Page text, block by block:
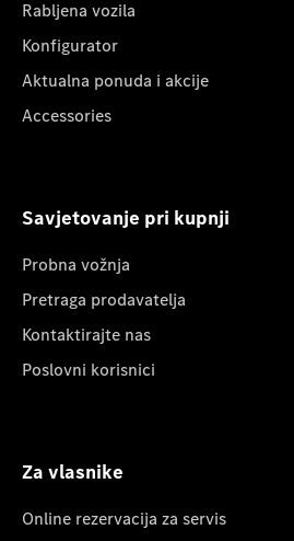
Rabljena vozila
Konfigurator
Aktualna ponuda i akcije
Accessories
Savjetovanje pri kupnji
Probna vožnja
Pretraga prodavatelja
Kontaktirajte nas
Poslovni korisnici
Za vlasnike
Online rezervacija za servis